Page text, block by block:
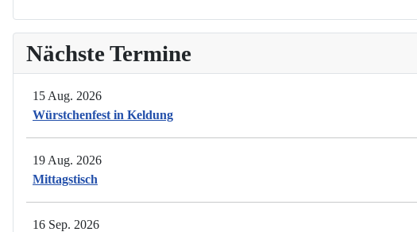
Nächste Termine
15 Aug. 2026
Würstchenfest in Keldung
19 Aug. 2026
Mittagstisch
16 Sep. 2026